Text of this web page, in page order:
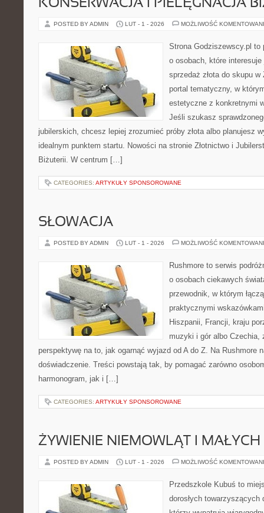
KONSERWACJA I PIELĘGNACJA
POSTED BY ADMIN LUT - 1 - 2026 MOŻLIWOŚĆ
Strona Godziszewscy.pl
o osobach, które
sprzedaż złota do skupu
portal tematyczny, w
estetyczne z konkretnymi
Jeśli szukasz
jubilerskich, chcesz lepiej zrozumieć próby złota albo planujesz
idealnym punktem startu. Nowości na stronie Złotnictwo i
Biżuterii. W centrum […]
CATEGORIES: ARTYKUŁY SPONSOROWANE
SŁOWACJA
POSTED BY ADMIN LUT - 1 - 2026 MOŻLIWOŚĆ
Rushmore to serwis
o osobach ciekawych
przewodnik, w którym
praktycznymi
Hiszpanii, Francji, kraju
muzyki i gór albo Czechia,
perspektywę na to, jak ogarnąć wyjazd od A do Z. Na Rushmore
doświadczenie. Treści powstają tak, by pomagać zarówno
harmonogram, jak i […]
CATEGORIES: ARTYKUŁY SPONSOROWANE
ŻYWIENIE NIEMOWLĄT I MAŁYCH
POSTED BY ADMIN LUT - 1 - 2026 MOŻLIWOŚĆ
Przedszkole Kubuś to
dorosłych